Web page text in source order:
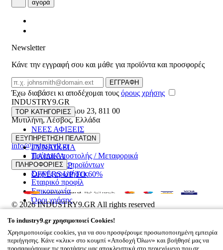
αγορά
Newsletter
Κάνε την εγγραφή σου και μάθε για προϊόντα και προσφορές
Email
ΕΓΓΡΑΦΗ
Έχω διαβάσει κι αποδέχομαι τους όρους χρήσης
INDUSTRY9.GR
Ελευθέριου Βενιζέλου 23, 811 00
Μυτιλήνη,Λέσβος,Ελλάδα
22510 55629
info@industry9.gr
TOP ΚΑΤΗΓΟΡΙΕΣ
ΝΕΕΣ ΑΦΙΞΕΙΣ
ΑΝΔΡΙΚΑ
ΓΥΝΑΙΚΕΙΑ
ΠΑΙΔΙΚΑ
ΑΞΕΣΟΥΑΡ
OFFERS UP TO 60%
ΕΞΥΠΗΡΕΤΗΣΗ ΠΕΛΑΤΩΝ
Τρόποι Αποστολής / Μεταφορικά
Επιστροφές προϊόντων
Συχνές ερωτήσεις
ΠΛΗΡΟΦΟΡΙΕΣ
Εταιρικό προφίλ
Επικοινωνία
Όροι χρήσης
© 2026INDUSTRY9.GR All rights reserved
× Το Καλάθι Σου
0
Βάλε κάτι στο καλάθι σου
To industry9.gr χρησιμοποιεί Cookies!
Χρησιμοποιούμε cookies, για να σου προσφέρουμε προσωποποιημένη εμπειρία
περιήγησης. Κάνε «κλικ» στο κουμπί «Αποδοχή Όλων» και βοήθησέ μας να
προσαρμόσουμε τις προτάσεις μας αποκλειστικά στο περιεχόμενο που σε